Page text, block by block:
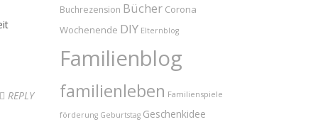
REPLY
Buchrezension Bücher Corona
Wochenende DIY Elternblog
Familienblog
familienleben Familienspiele
förderung Geburtstag Geschenkidee